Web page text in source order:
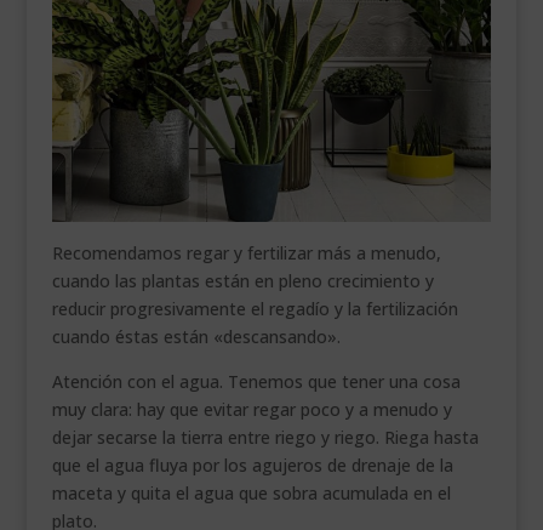
Recomendamos regar y fertilizar más a menudo,
cuando las plantas están en pleno crecimiento y
reducir progresivamente el regadío y la fertilización
cuando éstas están «descansando».
Atención con el agua. Tenemos que tener una cosa
muy clara: hay que evitar regar poco y a menudo y
dejar secarse la tierra entre riego y riego. Riega hasta
que el agua fluya por los agujeros de drenaje de la
maceta y quita el agua que sobra acumulada en el
plato.